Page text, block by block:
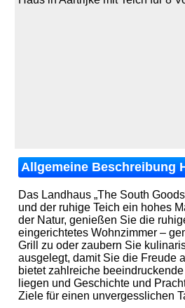
Allgemeine Beschreibung
Das Landhaus „The South
und der ruhige Teich ein hohes
der Natur, genießen Sie die
eingerichtetes Wohnzimmer –
Grill zu oder zaubern Sie
ausgelegt, damit Sie die Freude
bietet zahlreiche
liegen und Geschichte und
Ziele für einen unvergesslichen